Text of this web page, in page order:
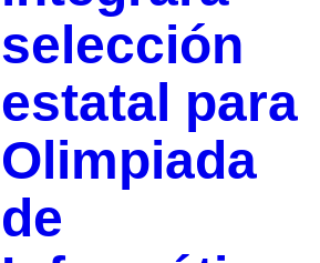
selección
estatal para
Olimpiada
de